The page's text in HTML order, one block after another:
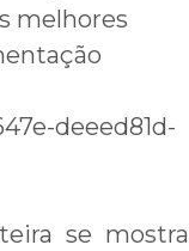
melhores
deeed81d-
se mostra